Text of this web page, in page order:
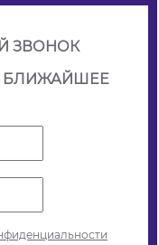
ЗВОНОК
БЛИЖАЙШЕЕ